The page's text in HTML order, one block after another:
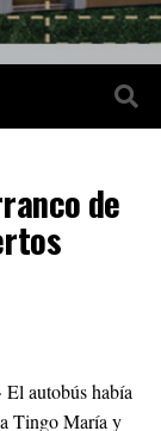
de
El autobús había
Tingo María y